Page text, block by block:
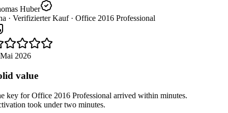
Huber
· Verifizierter Kauf · Office 2016 Professional
2026
value
key for Office 2016 Professional arrived within minutes.
took under two minutes.